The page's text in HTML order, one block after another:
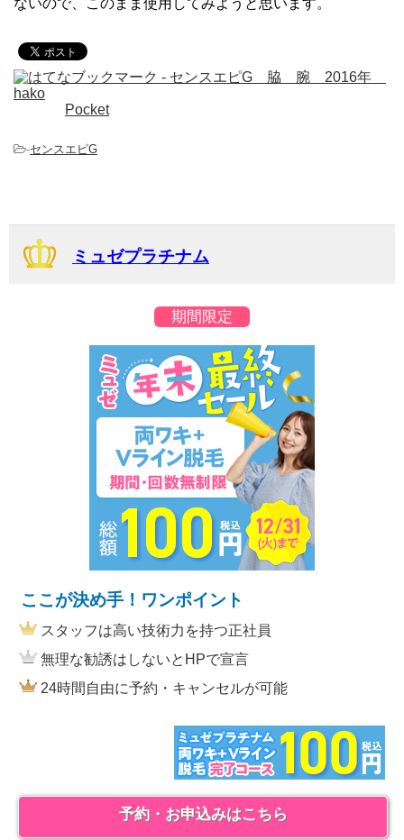
ないので、このまま使用してみようと思います。
Pocket
-センスエピG
ミュゼプラチナム
期間限定
ここが決め手！ワンポイント
スタッフは高い技術力を持つ正社員
無理な勧誘はしないとHPで宣言
24時間自由に予約・キャンセルが可能
予約・お申込みはこちら